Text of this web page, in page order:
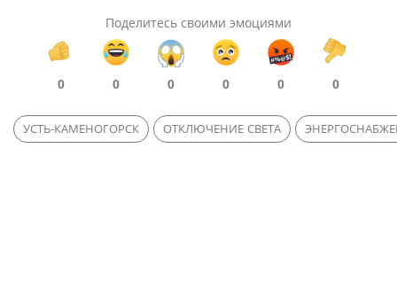
Поделитесь своими эмоциями
0 0 0 0 0 0
УСТЬ-КАМЕНОГОРСК ОТКЛЮЧЕНИЕ СВЕТА